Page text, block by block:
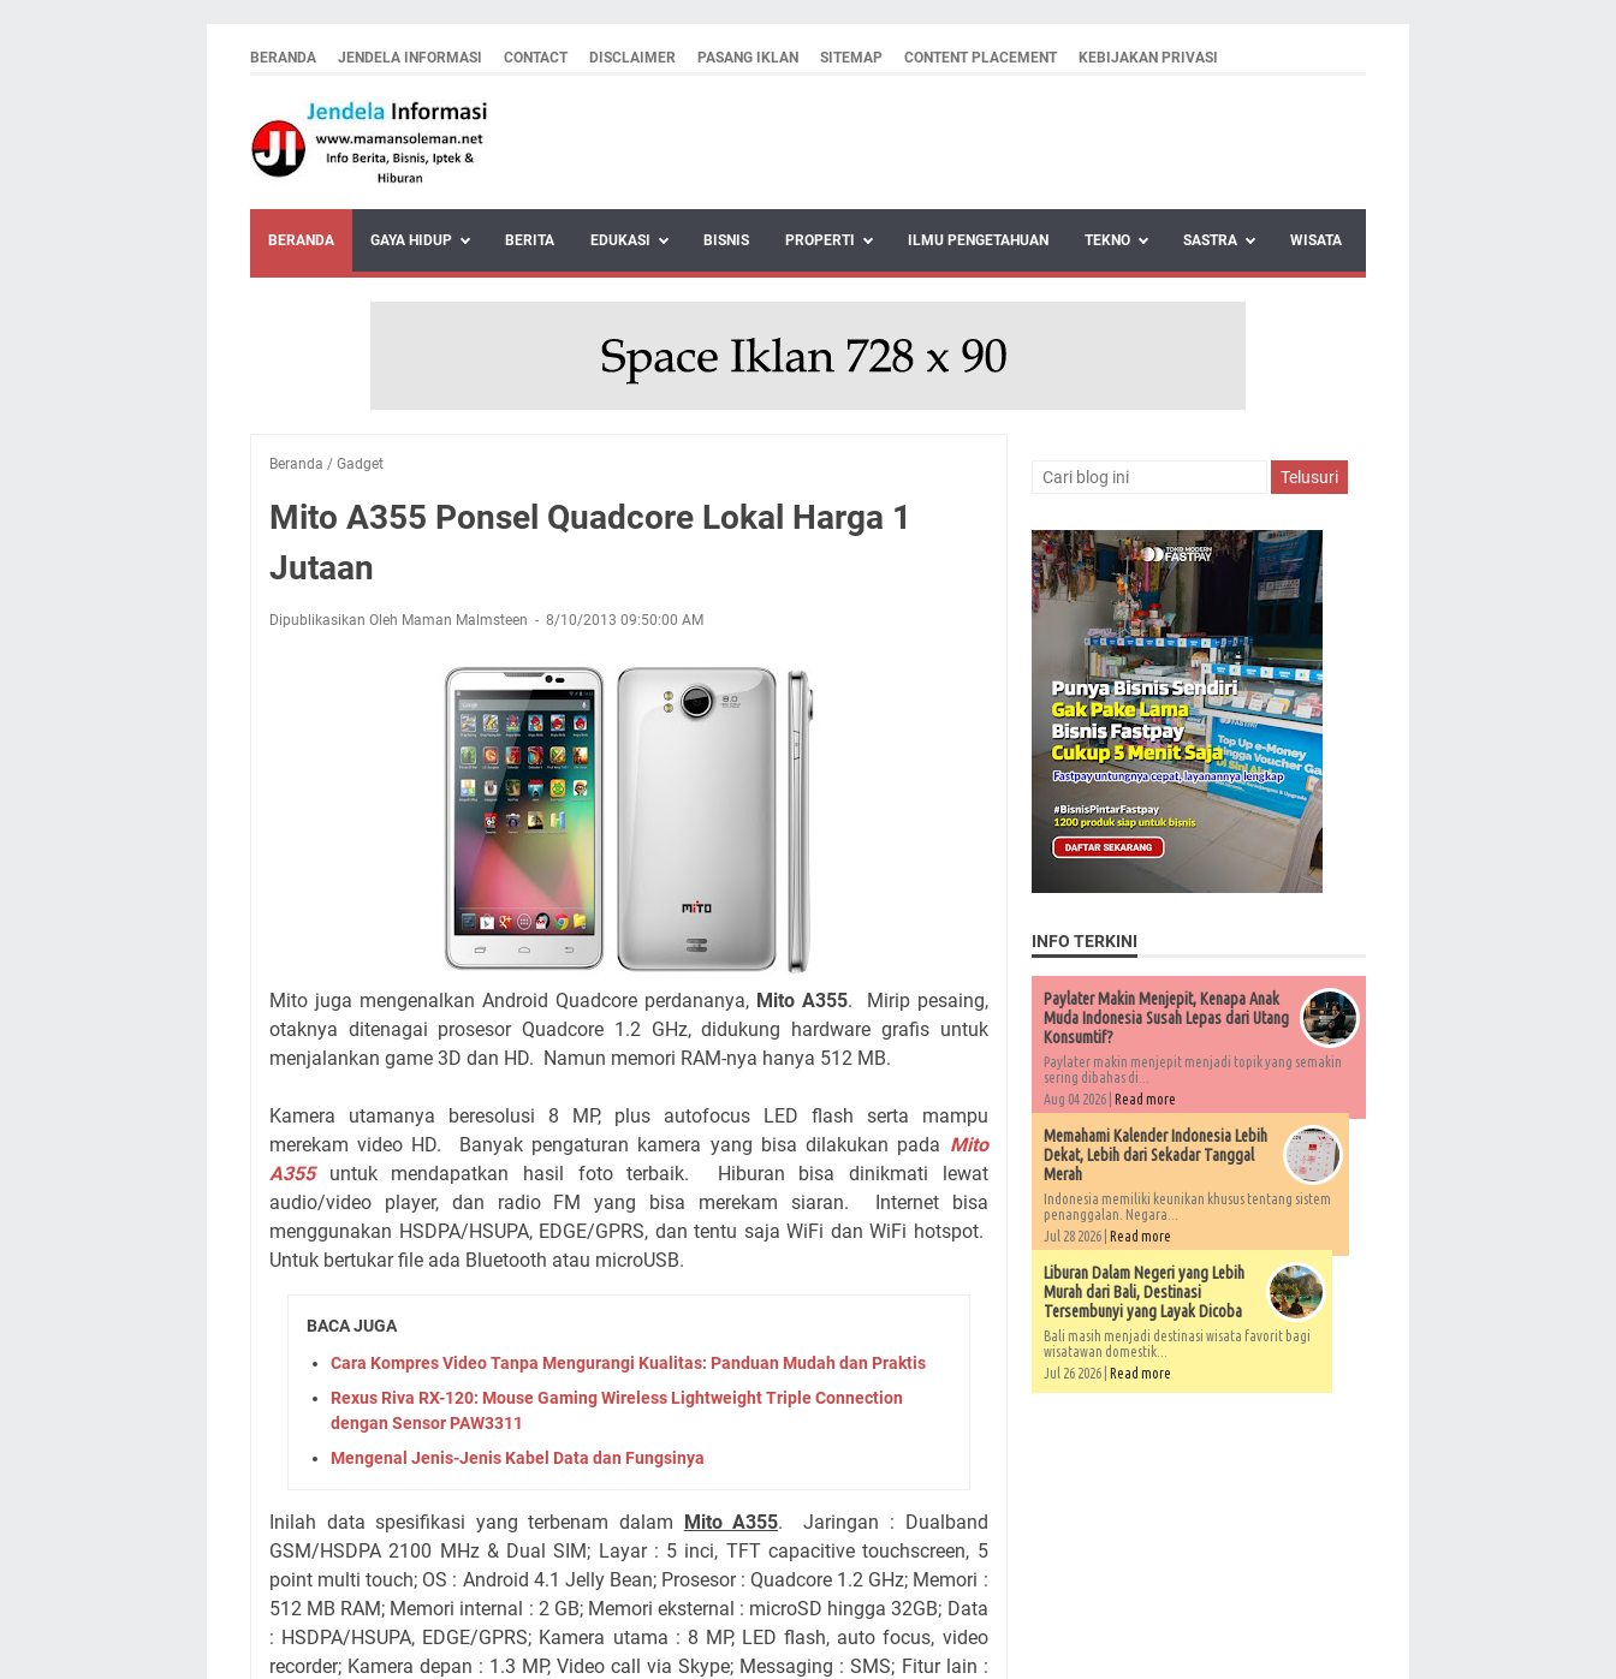
BERANDA JENDELA INFORMASI CONTACT DISCLAIMER PASANG IKLAN SITEMAP CONTENT PLACEMENT KEBIJAKAN PRIVASI
BERANDA GAYA HIDUP BERITA EDUKASI BISNIS PROPERTI ILMU PENGETAHUAN TEKNO SASTRA WISATA
Beranda / Gadget
Mito A355 Ponsel Quadcore Lokal Harga 1
Jutaan
Dipublikasikan Oleh Maman Malmsteen 8/10/2013 09:50:00 AM
Mito juga mengenalkan Android Quadcore perdananya, Mito A355. Mirip pesaing,
otaknya ditenagai prosesor Quadcore 1.2 GHz, didukung hardware grafis untuk
menjalankan game 3D dan HD. Namun memori RAM-nya hanya 512 MB.
Kamera utamanya beresolusi 8 MP, plus autofocus LED flash serta mampu
merekam video HD. Banyak pengaturan kamera yang bisa dilakukan pada Mito
A355untuk mendapatkan hasil foto terbaik. Hiburan bisa dinikmati lewat
audio/video player, dan radio FM yang bisa merekam siaran. Internet bisa
menggunakan HSDPA/HSUPA, EDGE/GPRS, dan tentu saja WiFi dan WiFi hotspot.
Untuk bertukar file ada Bluetooth atau microUSB.
BACA JUGA
Cara Kompres Video Tanpa Mengurangi Kualitas: Panduan Mudah dan Praktis
Rexus Riva RX-120: Mouse Gaming Wireless Lightweight Triple Connection
dengan Sensor PAW3311
Mengenal Jenis-Jenis Kabel Data dan Fungsinya
Inilah data spesifikasi yang terbenam dalam Mito A355. Jaringan : Dualband
GSM/HSDPA 2100 MHz & Dual SIM; Layar : 5 inci, TFT capacitive touchscreen, 5
point multi touch; OS : Android 4.1 Jelly Bean; Prosesor : Quadcore 1.2 GHz; Memori :
512 MB RAM; Memori internal : 2 GB; Memori eksternal : microSD hingga 32GB; Data
: HSDPA/HSUPA, EDGE/GPRS; Kamera utama : 8 MP, LED flash, auto focus, video
recorder; Kamera depan : 1.3 MP, Video call via Skype; Messaging : SMS; Fitur lain :
INFO TERKINI
Paylater Makin Menjepit, Kenapa Anak
Muda Indonesia Susah Lepas dari Utang
Konsumtif?
Paylater makin menjepit menjadi topik yang semakin
sering dibahas di...
Aug 04 2026 | Read more
Memahami Kalender Indonesia Lebih
Dekat, Lebih dari Sekadar Tanggal
Merah
Indonesia memiliki keunikan khusus tentang sistem
penanggalan. Negara...
Jul 28 2026 | Read more
Liburan Dalam Negeri yang Lebih
Murah dari Bali, Destinasi
Tersembunyi yang Layak Dicoba
Bali masih menjadi destinasi wisata favorit bagi
wisatawan domestik...
Jul 26 2026 | Read more